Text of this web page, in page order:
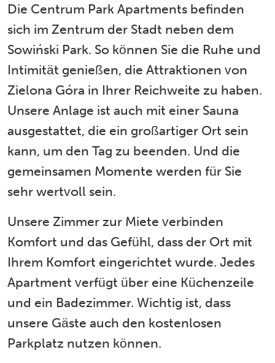
Die Centrum Park Apartments befinden
sich im Zentrum der Stadt neben dem
Sowiński Park. So können Sie die Ruhe und
Intimität genießen, die Attraktionen von
Zielona Góra in Ihrer Reichweite zu haben.
Unsere Anlage ist auch mit einer Sauna
ausgestattet, die ein großartiger Ort sein
kann, um den Tag zu beenden. Und die
gemeinsamen Momente werden für Sie
sehr wertvoll sein.
Unsere Zimmer zur Miete verbinden
Komfort und das Gefühl, dass der Ort mit
Ihrem Komfort eingerichtet wurde. Jedes
Apartment verfügt über eine Küchenzeile
und ein Badezimmer. Wichtig ist, dass
unsere Gäste auch den kostenlosen
Parkplatz nutzen können.